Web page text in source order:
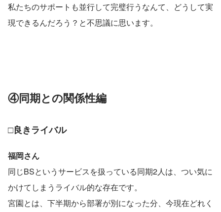
私たちのサポートも並行して完璧行うなんて、どうして実
現できるんだろう？と不思議に思います。
④同期との関係性編
□良きライバル
福岡さん
同じBSというサービスを扱っている同期2人は、つい気に
かけてしまうライバル的な存在です。
宮園とは、下半期から部署が別になった分、今現在どれく